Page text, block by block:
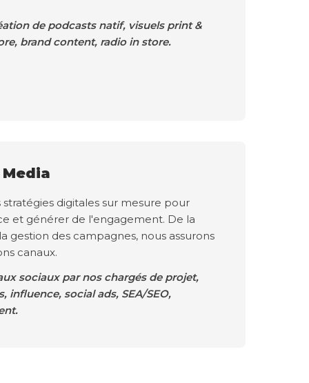
de podcasts natif, visuels print &
brand content, radio in store.
digitales sur mesure pour
et générer de l'engagement. De la
gestion des campagnes, nous assurons
canaux.
sociaux par nos chargés de projet,
influence, social ads, SEA/SEO,